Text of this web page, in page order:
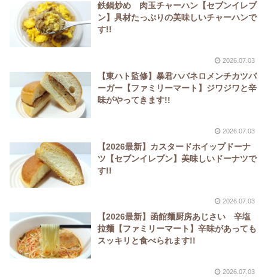
鉄鍋炒め 肉玉チャーハン【セブンイレブ
ン】具材たっぷりの美味しいチャーハンで
す!!
2026.07.03
【東ハト監修】暴君ハバネロメンチカツバ
ーガー【ファミリーマート】ジワジワと辛
味がやってきます!!
2026.07.03
【2026最新】カスタードホイップドーナ
ツ【セブンイレブン】美味しいドーナツで
す!!
2026.07.03
【2026最新】函館麺厨房あじさい 辛塩
拉麺【ファミリーマート】辛味があっても
スッキリと食べられます!!
2026.07.03